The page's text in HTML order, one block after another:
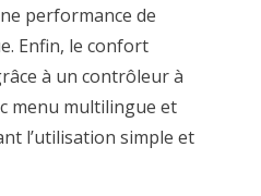
performance de
Enfin, le confort
à un contrôleur à
menu multilingue et
l’utilisation simple et